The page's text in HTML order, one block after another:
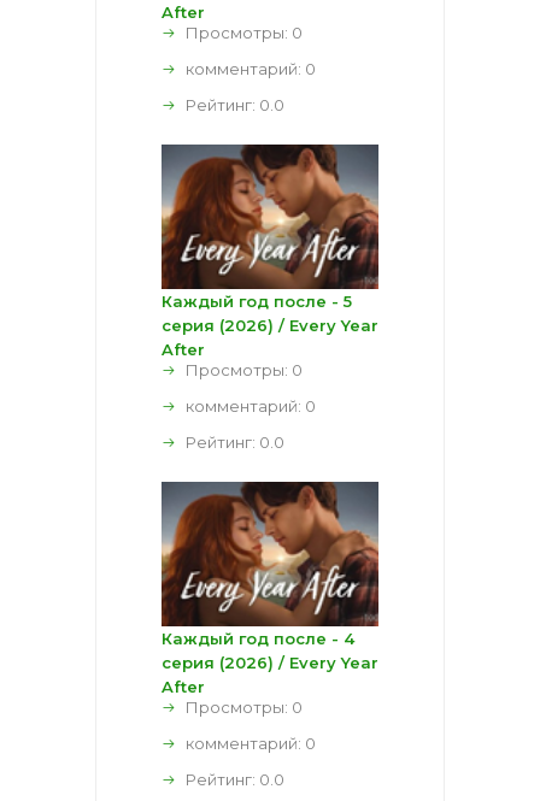
After
Просмотры: 0
комментарий: 0
Рейтинг: 0.0
Каждый год после - 5
серия (2026) / Every Year
After
Просмотры: 0
комментарий: 0
Рейтинг: 0.0
Каждый год после - 4
серия (2026) / Every Year
After
Просмотры: 0
комментарий: 0
Рейтинг: 0.0